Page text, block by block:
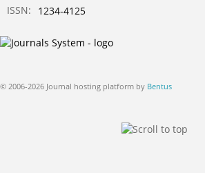
ISSN:
1234-4125
© 2006-2026 Journal hosting platform by Bentus